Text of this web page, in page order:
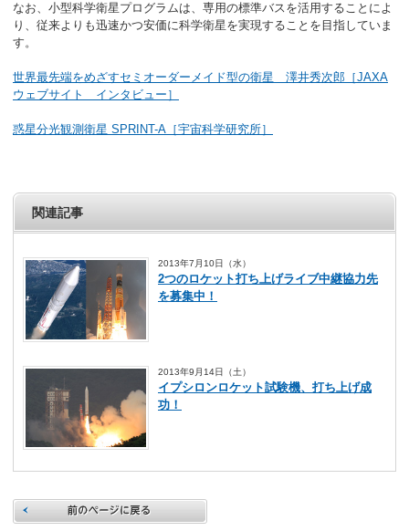
なお、小型科学衛星プログラムは、専用の標準バスを活用することによ
り、従来よりも迅速かつ安価に科学衛星を実現することを目指していま
す。
世界最先端をめざすセミオーダーメイド型の衛星 澤井秀次郎［JAXA
ウェブサイト インタビュー］
惑星分光観測衛星 SPRINT-A［宇宙科学研究所］
関連記事
2013年7月10日（水）
2つのロケット打ち上げライブ中継協力先
を募集中！
2013年9月14日（土）
イプシロンロケット試験機、打ち上げ成
功！